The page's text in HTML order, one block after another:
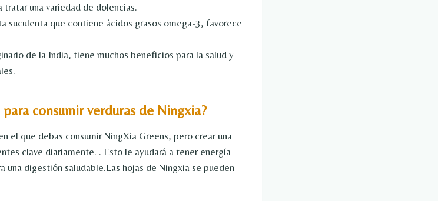
tratar una variedad de dolencias.
suculenta que contiene ácidos grasos omega-3, favorece
de la India, tiene muchos beneficios para la salud y
consumir verduras de Ningxia?
el que debas consumir NingXia Greens, pero crear una
clave diariamente. . Esto le ayudará a tener energía
una digestión saludable.Las hojas de Ningxia se pueden